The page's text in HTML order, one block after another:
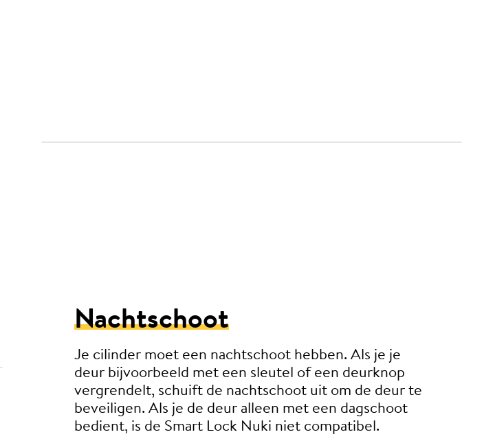
Nachtschoot
Je cilinder moet een nachtschoot hebben. Als je je
deur bijvoorbeeld met een sleutel of een deurknop
vergrendelt, schuift de nachtschoot uit om de deur te
beveiligen. Als je de deur alleen met een dagschoot
bedient, is de Smart Lock Nuki niet compatibel.